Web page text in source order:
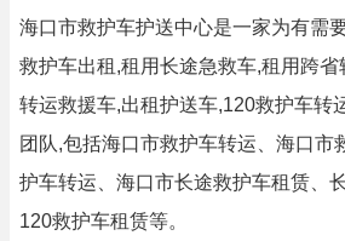
海口市救护车护送中心是一家为有需
救护车出租,租用长途急救车,租用跨
转运救援车,出租护送车,120救护车转
团队,包括海口市救护车转运、海口市
护车转运、海口市长途救护车租赁、
120救护车租赁等。